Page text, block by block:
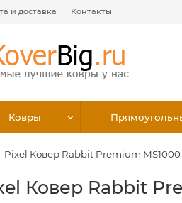
и доставка Контакты
Ковры
Pixel Ковер Rabbit Premium
Ковер Rabbit